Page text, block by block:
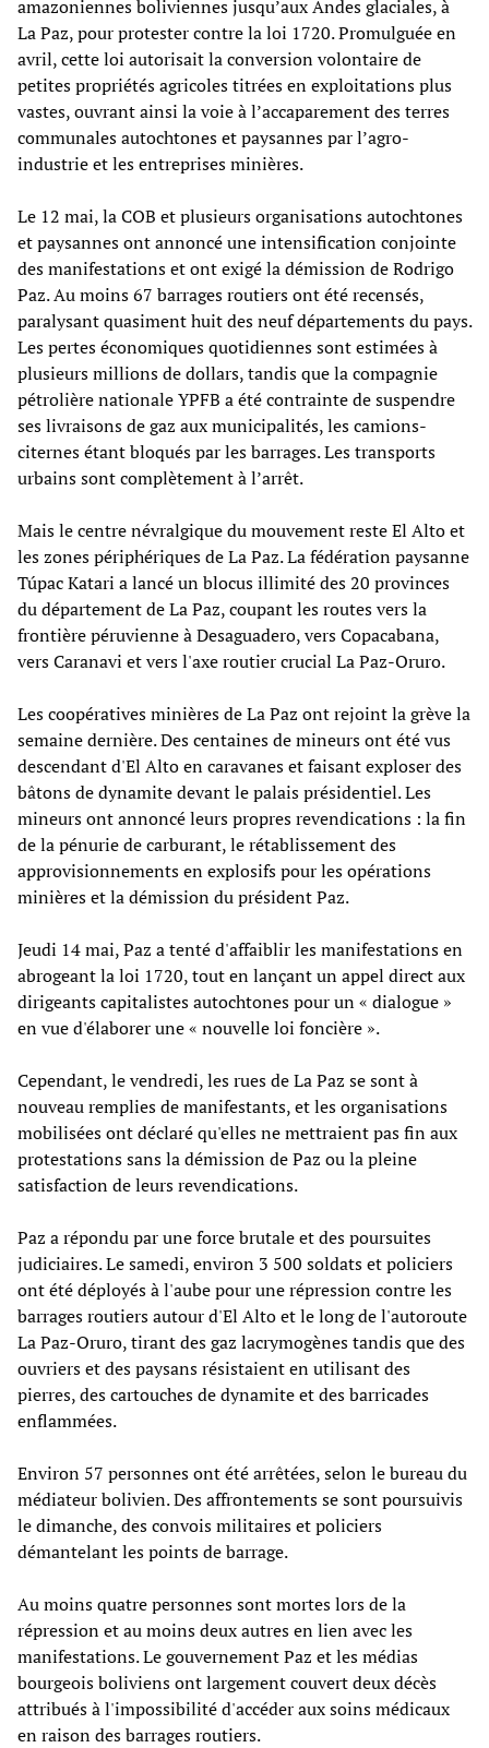
amazoniennes boliviennes jusqu’aux Andes glaciales, à
La Paz, pour protester contre la loi 1720. Promulguée en
avril, cette loi autorisait la conversion volontaire de
petites propriétés agricoles titrées en exploitations plus
vastes, ouvrant ainsi la voie à l’accaparement des terres
communales autochtones et paysannes par l’agro-
industrie et les entreprises minières.
Le 12 mai, la COB et plusieurs organisations autochtones
et paysannes ont annoncé une intensification conjointe
des manifestations et ont exigé la démission de Rodrigo
Paz. Au moins 67 barrages routiers ont été recensés,
paralysant quasiment huit des neuf départements du pays.
Les pertes économiques quotidiennes sont estimées à
plusieurs millions de dollars, tandis que la compagnie
pétrolière nationale YPFB a été contrainte de suspendre
ses livraisons de gaz aux municipalités, les camions-
citernes étant bloqués par les barrages. Les transports
urbains sont complètement à l’arrêt.
Mais le centre névralgique du mouvement reste El Alto et
les zones périphériques de La Paz. La fédération paysanne
Túpac Katari a lancé un blocus illimité des 20 provinces
du département de La Paz, coupant les routes vers la
frontière péruvienne à Desaguadero, vers Copacabana,
vers Caranavi et vers l'axe routier crucial La Paz-Oruro.
Les coopératives minières de La Paz ont rejoint la grève la
semaine dernière. Des centaines de mineurs ont été vus
descendant d'El Alto en caravanes et faisant exploser des
bâtons de dynamite devant le palais présidentiel. Les
mineurs ont annoncé leurs propres revendications : la fin
de la pénurie de carburant, le rétablissement des
approvisionnements en explosifs pour les opérations
minières et la démission du président Paz.
Jeudi 14 mai, Paz a tenté d'affaiblir les manifestations en
abrogeant la loi 1720, tout en lançant un appel direct aux
dirigeants capitalistes autochtones pour un « dialogue »
en vue d'élaborer une « nouvelle loi foncière ».
Cependant, le vendredi, les rues de La Paz se sont à
nouveau remplies de manifestants, et les organisations
mobilisées ont déclaré qu'elles ne mettraient pas fin aux
protestations sans la démission de Paz ou la pleine
satisfaction de leurs revendications.
Paz a répondu par une force brutale et des poursuites
judiciaires. Le samedi, environ 3 500 soldats et policiers
ont été déployés à l'aube pour une répression contre les
barrages routiers autour d'El Alto et le long de l'autoroute
La Paz-Oruro, tirant des gaz lacrymogènes tandis que des
ouvriers et des paysans résistaient en utilisant des
pierres, des cartouches de dynamite et des barricades
enflammées.
Environ 57 personnes ont été arrêtées, selon le bureau du
médiateur bolivien. Des affrontements se sont poursuivis
le dimanche, des convois militaires et policiers
démantelant les points de barrage.
Au moins quatre personnes sont mortes lors de la
répression et au moins deux autres en lien avec les
manifestations. Le gouvernement Paz et les médias
bourgeois boliviens ont largement couvert deux décès
attribués à l'impossibilité d'accéder aux soins médicaux
en raison des barrages routiers.